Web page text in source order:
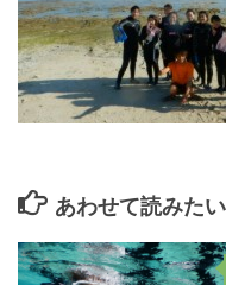
あわせて読みたい